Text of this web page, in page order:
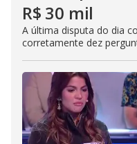
R$ 30 mil
A última disputa do dia
corretamente dez